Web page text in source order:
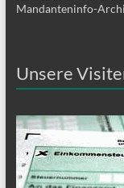
Mandanteninfo-
Unsere